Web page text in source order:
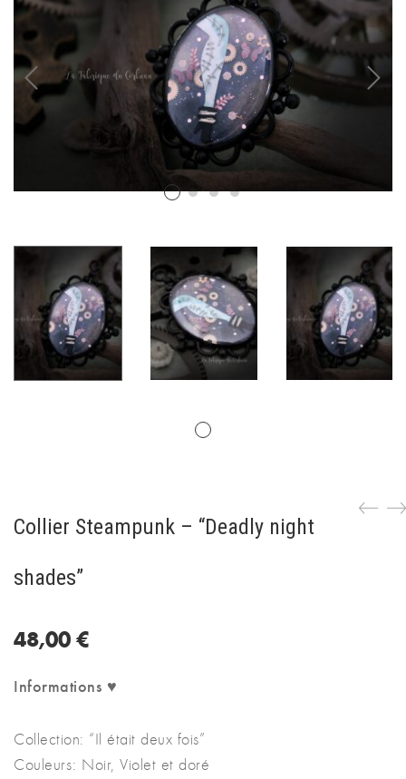
Collier Steampunk – “Deadly night
shades”
48,00€
Informations ♥
Collection: “Il était deux fois”
Couleurs: Noir, Violet et doré